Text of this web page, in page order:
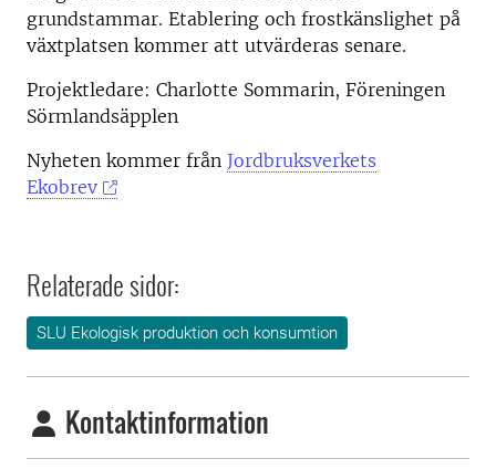
grundstammar. Etablering och frostkänslighet på
växtplatsen kommer att utvärderas senare.
Projektledare: Charlotte Sommarin, Föreningen
Sörmlandsäpplen
Nyheten kommer från Jordbruksverkets
Ekobrev
Relaterade sidor:
SLU Ekologisk produktion och konsumtion
Kontaktinformation